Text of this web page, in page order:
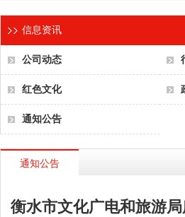
信息资讯
公司动态
红色文化
通知公告
通知公告
衡水市文化广电和旅游